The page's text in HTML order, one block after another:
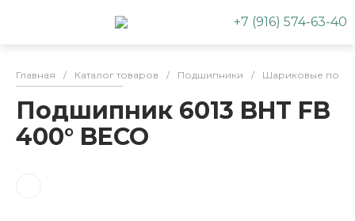
+7 (916) 574-63-40
Главная / Каталог товаров / Подшипники / Шариковые
Подшипник 6013 BHT FB
400° BECO